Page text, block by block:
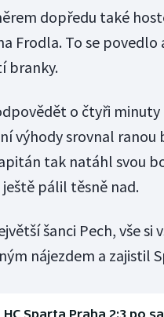
dopředu také
Frodla. To se povedlo
branky.
o čtyři minuty
výhody srovnal ranou
tak natáhl svou
pálil těsně nad.
šanci Pech, vše si
nájezdem a zajistil
HC Sparta Praha 2:3 po